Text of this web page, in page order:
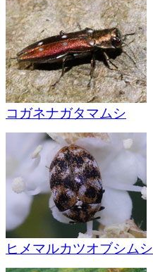
コガネナガタマムシ
ヒメマルカツオブシムシ